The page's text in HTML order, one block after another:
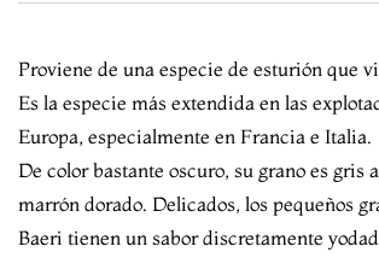
Proviene de una especie de esturión que
Es la especie más extendida en las
Europa, especialmente en Francia e Italia.
De color bastante oscuro, su grano es gris
marrón dorado. Delicados, los pequeños
Baeri tienen un sabor discretamente